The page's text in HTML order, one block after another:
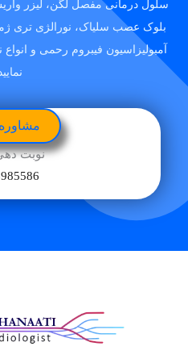
سلول درمانی مفصل لگن، لیزر
آمبولیزاسیون فیبروم رحمی و
نمایید.
مشاوره
نوبت